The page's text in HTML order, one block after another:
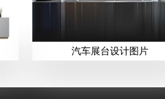
汽车展台设计图片